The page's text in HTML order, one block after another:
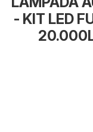
- KIT LED